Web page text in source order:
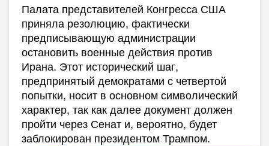
Палата представителей Конгресса США
приняла резолюцию, фактически
предписывающую администрации
остановить военные действия против
Ирана. Этот исторический шаг,
предпринятый демократами с четвертой
попытки, носит в основном символический
характер, так как далее документ должен
пройти через Сенат и, вероятно, будет
заблокирован президентом Трампом.